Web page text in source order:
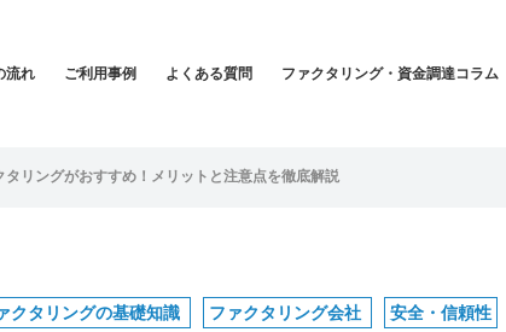
流れ ご利用事例 よくある質問 ファクタリング・資金調達コラム
タリングがおすすめ！メリットと注意点を徹底解説
クタリングの基礎知識 ファクタリング会社 安全・信頼性